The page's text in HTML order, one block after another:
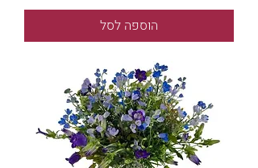
הוספה לסל